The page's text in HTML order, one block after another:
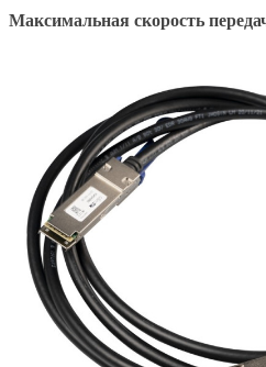
Максимальная скорость